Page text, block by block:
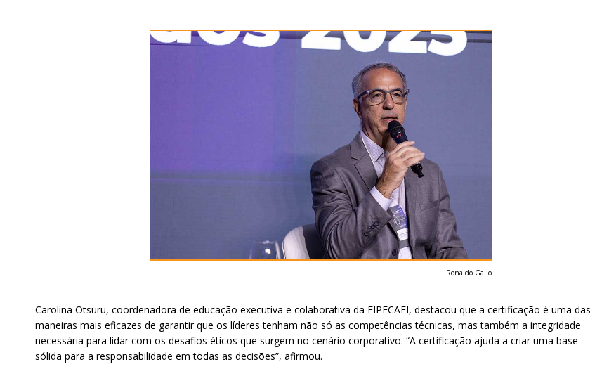
Ronaldo Gallo
Carolina Otsuru, coordenadora de educação executiva e colaborativa da FIPECAFI, destacou que a certificação é uma das
maneiras mais eficazes de garantir que os líderes tenham não só as competências técnicas, mas também a integridade
necessária para lidar com os desafios éticos que surgem no cenário corporativo. “A certificação ajuda a criar uma base
sólida para a responsabilidade em todas as decisões”, afirmou.